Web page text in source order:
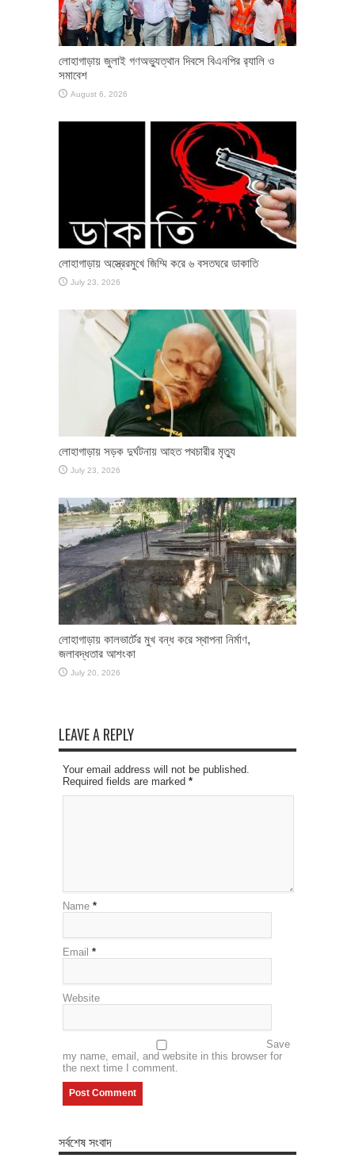
লোহাগাড়ায় জুলাই গণঅভ্যুত্থান দিবসে বিএনপির র‌্যালি ও
সমাবেশ
August 6, 2026
লোহাগাড়ায় অস্ত্রেরমুখে জিম্মি করে ৬ বসতঘরে ডাকাতি
July 23, 2026
লোহাগাড়ায় সড়ক দুর্ঘটনায় আহত পথচারীর মৃত্যু
July 23, 2026
লোহাগাড়ায় কালভার্টের মুখ বন্ধ করে স্থাপনা নির্মাণ,
জলাবদ্ধতার আশংকা
July 20, 2026
LEAVE A REPLY
Your email address will not be published.
Required fields are marked *
Name *
Email *
Website
Save
my name, email, and website in this browser for
the next time I comment.
সর্বশেষ সংবাদ